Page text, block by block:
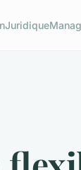
Juridique